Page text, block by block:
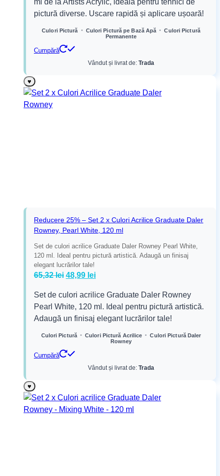
fost:
16,24 lei.
12,99 lei.
ml de la Artists Acrylic, ideală pentru tehnici de
pictură diverse. Uscare rapidă și aplicare ușoară!
Culori Pictură • Culori Pictură pe Bază Apă • Culori Pictură
Permanente
Cumpără
Vândut și livrat de: Trada
♥
Reducere 25% – Set 2 x Culori Acrilice Graduate Daler
Rowney, Pearl White, 120 ml
Set de culori acrilice Graduate Daler Rowney Pearl White,
120 ml. Ideal pentru pictură artistică. Adaugă un finisaj
elegant lucrărilor tale!
65,32lei Prețul
a
fost:
65,32 lei.
48,99 leiPrețul
este:
48,99 lei.
Set de culori acrilice Graduate Daler Rowney
Pearl White, 120 ml. Ideal pentru pictură artistică.
Adaugă un finisaj elegant lucrărilor tale!
Culori Pictură • Culori Pictură Acrilice • Culori Pictură Daler
Rowney
Cumpără
Vândut și livrat de: Trada
♥